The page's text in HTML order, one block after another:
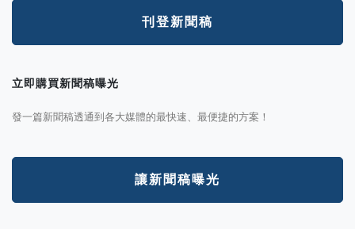
刊登新聞稿
立即購買新聞稿曝光
發一篇新聞稿透通到各大媒體的最快速、最便捷的方案！
讓新聞稿曝光